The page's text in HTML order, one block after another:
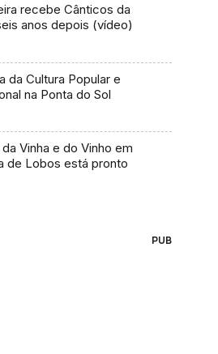
recebe Cânticos da
anos depois (vídeo)
da Cultura Popular e
na Ponta do Sol
Vinha e do Vinho em
de Lobos está pronto
PUB